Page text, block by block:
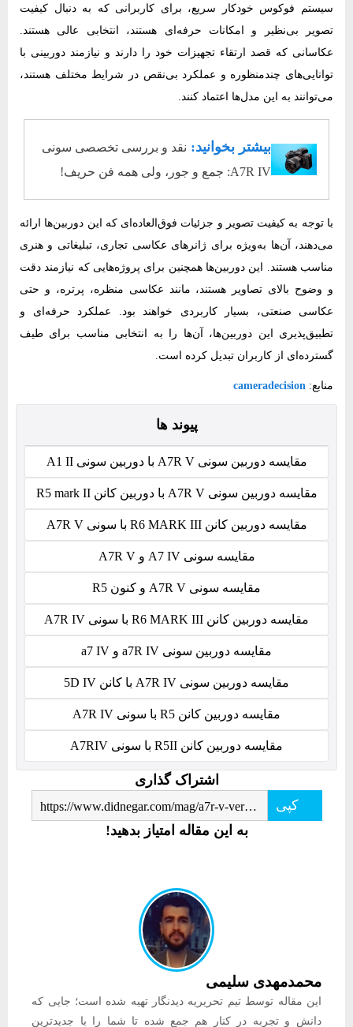
سیستم فوکوس خودکار سریع، برای کاربرانی که به دنبال کیفیت
تصویر بی‌نظیر و امکانات حرفه‌ای هستند، انتخابی عالی هستند.
عکاسانی که قصد ارتقاء تجهیزات خود را دارند و نیازمند دوربینی با
توانایی‌های چندمنظوره و عملکرد بی‌نقص در شرایط مختلف هستند،
می‌توانند به این مدل‌ها اعتماد کنند.
بیشتر بخوانید: نقد و بررسی تخصصی سونی
A7R IV: جمع و جور، ولی همه فن حریف!
با توجه به کیفیت تصویر و جزئیات فوق‌العاده‌ای که این دوربین‌ها ارائه
می‌دهند، آن‌ها به‌ویژه برای ژانرهای عکاسی تجاری، تبلیغاتی و هنری
مناسب هستند. این دوربین‌ها همچنین برای پروژه‌هایی که نیازمند دقت
و وضوح بالای تصاویر هستند، مانند عکاسی منظره، پرتره، و حتی
عکاسی صنعتی، بسیار کاربردی خواهند بود. عملکرد حرفه‌ای و
تطبیق‌پذیری این دوربین‌ها، آن‌ها را به انتخابی مناسب برای طیف
گسترده‌ای از کاربران تبدیل کرده است.
منابع: cameradecision
پیوند ها
مقایسه دوربین سونی A7R V با دوربین سونی A1 II
مقایسه دوربین سونی A7R V با دوربین کانن R5 mark II
مقایسه دوربین کانن R6 MARK III با سونی A7R V
مقایسه سونی A7 IV و A7R V
مقایسه سونی A7R V و کنون R5
مقایسه دوربین کانن R6 MARK III با سونی A7R IV
مقایسه دوربین سونی a7R IV و a7 IV
مقایسه دوربین سونی A7R IV با کانن 5D IV
مقایسه دوربین کانن R5 با سونی A7R IV
مقایسه دوربین کانن R5II با سونی A7RIV
اشتراک گذاری
کپی
https://www.didnegar.com/mag/a7r-v-versus-a7r-iv/
به این مقاله امتیاز بدهید!
محمدمهدی سلیمی
این مقاله توسط تیم تحریریه دیدنگار تهیه شده است؛ جایی که
دانش و تجربه در کنار هم جمع شده تا شما را با جدیدترین